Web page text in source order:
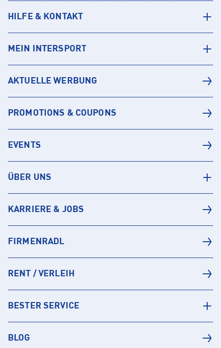
HILFE & KONTAKT
MEIN INTERSPORT
AKTUELLE WERBUNG
PROMOTIONS & COUPONS
EVENTS
ÜBER UNS
KARRIERE & JOBS
FIRMENRADL
RENT / VERLEIH
BESTER SERVICE
BLOG